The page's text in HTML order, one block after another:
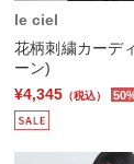
le ciel
花柄刺繍カーデ
ーン)
¥4,345 （税込）